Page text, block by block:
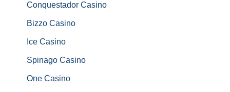
Conquestador Casino
Bizzo Casino
Ice Casino
Spinago Casino
One Casino